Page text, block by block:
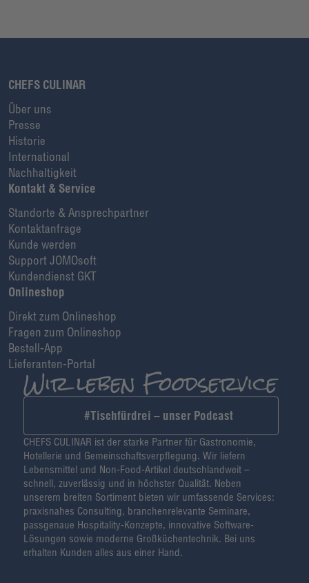
CHEFS CULINAR
Über uns
Presse
Historie
International
Nachhaltigkeit
Kontakt & Service
Standorte & Ansprechpartner
Kontaktanfrage
Kunde werden
Support JOMOsoft
Kundendienst GKT
Onlineshop
Direkt zum Onlineshop
Fragen zum Onlineshop
Bestell-App
Lieferanten-Portal
#Tischfürdrei – unser Podcast
CHEFS CULINAR ist der starke Partner für Gastronomie,
Hotellerie und Gemeinschaftsverpflegung. Wir liefern
Lebensmittel und Non-Food-Artikel deutschlandweit –
schnell, zuverlässig und in höchster Qualität. Neben
unserem breiten Sortiment bieten wir umfassende Services:
praxisnahes Consulting, branchenrelevante Seminare,
passgenaue Hospitality-Konzepte, innovative Software-
Lösungen sowie moderne Großküchentechnik. Bei uns
erhalten Kunden alles aus einer Hand.